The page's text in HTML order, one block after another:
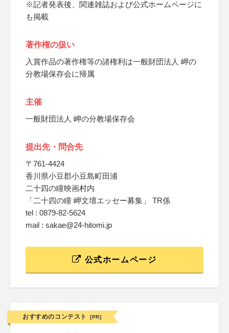
※記者発表後、関連雑誌および公式ホームページに
も掲載
著作権の扱い
入賞作品の著作権等の諸権利は一般財団法人 岬の
分教場保存会に帰属
主催
一般財団法人 岬の分教場保存会
提出先・問合先
〒761-4424
香川県小豆郡小豆島町田浦
二十四の瞳映画村内
「二十四の瞳 岬文壇エッセー募集」 TR係
tel : 0879-82-5624
mail : sakae@24-hitomi.jp
公式ホームページ
おすすめのコンテスト [PR]